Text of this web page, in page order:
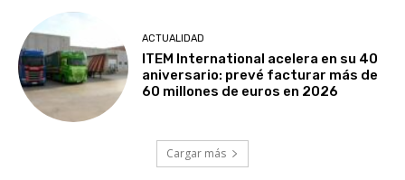
ACTUALIDAD
ITEM International acelera en su 40
aniversario: prevé facturar más de
60 millones de euros en 2026
Cargar más